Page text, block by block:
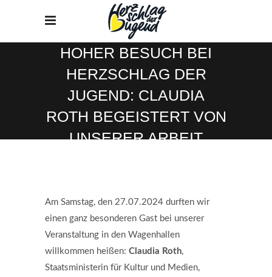
HOHER BESUCH BEI
HERZSCHLAG DER
JUGEND: CLAUDIA
ROTH BEGEISTERT VON
UNSERER ARBEIT
Am Samstag, den 27.07.2024 durften wir
einen ganz besonderen Gast bei unserer
Veranstaltung in den Wagenhallen
willkommen heißen: Claudia Roth,
Staatsministerin für Kultur und Medien,